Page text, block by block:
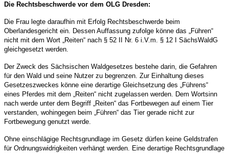
Die Rechtsbeschwerde vor dem OLG Dresden:
Die Frau legte daraufhin mit Erfolg Rechtsbeschwerde beim
Oberlandesgericht ein. Dessen Auffassung zufolge könne das „Führen“
nicht mit dem Wort „Reiten“ nach § 52 II Nr. 6 i.V.m. § 12 I SächsWaldG
gleichgesetzt werden.
Der Zweck des Sächsischen Waldgesetzes bestehe darin, die Gefahren
für den Wald und seine Nutzer zu begrenzen. Zur Einhaltung dieses
Gesetzeszweckes könne eine derartige Gleichsetzung des „Führens“
eines Pferdes mit dem „Reiten“ nicht zugelassen werden. Dem Wortsinn
nach werde unter dem Begriff „Reiten“ das Fortbewegen auf einem Tier
verstanden, wohingegen beim „Führen“ das Tier gerade nicht zur
Fortbewegung genutzt werde.
Ohne einschlägige Rechtsgrundlage im Gesetz dürfen keine Geldstrafen
für Ordnungswidrigkeiten verhängt werden. Eine derartige Rechtsgrundlage